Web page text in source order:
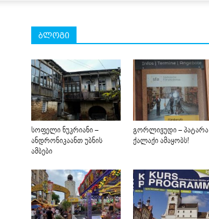
ბლოგი
სოფელი ნუკრიანი –
ანდრონიკაანთ უბნის
ამბები
გორლივუდი – პატარა
ქალაქი ამაყობს!